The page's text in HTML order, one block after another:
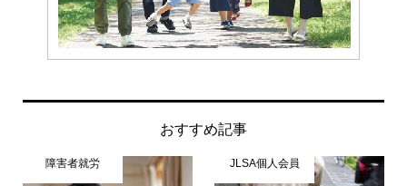
おすすめ記事
障害者就労 JLSA個人会員